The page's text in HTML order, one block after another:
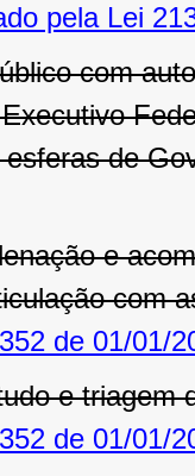
pela Lei
com
de
e
com
de 01/01/
e triagem
de 01/01/